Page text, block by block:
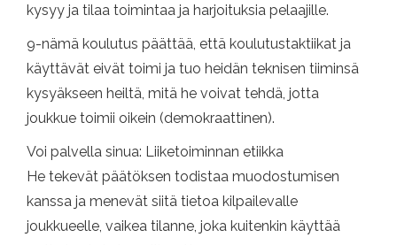
kysyy ja tilaa toimintaa ja harjoituksia pelaajille.
9-nämä koulutus päättää, että koulutustaktiikat ja
käyttävät eivät toimi ja tuo heidän teknisen tiiminsä
kysyäkseen heiltä, ​​mitä he voivat tehdä, jotta
joukkue toimii oikein (demokraattinen).
Voi palvella sinua: Liiketoiminnan etiikka
He tekevät päätöksen todistaa muodostumisen
kanssa ja menevät siitä tietoa kilpailevalle
joukkueelle, vaikea tilanne, joka kuitenkin käyttää